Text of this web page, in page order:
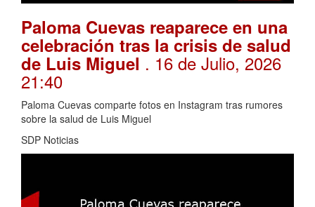
Paloma Cuevas reaparece en una
celebración tras la crisis de salud
de Luis Miguel . 16 de Julio, 2026
21:40
Paloma Cuevas comparte fotos en Instagram tras rumores
sobre la salud de Luis Miguel
SDP Noticias